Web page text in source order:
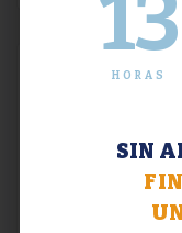
13
HORAS
SIN